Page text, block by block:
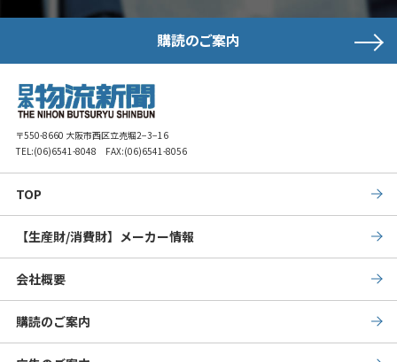
購読のご案内
〒550-8660 大阪市西区立売堀2−3−16
TEL:(06)6541-8048 FAX:(06)6541-8056
TOP
【生産財/消費財】メーカー情報
会社概要
購読のご案内